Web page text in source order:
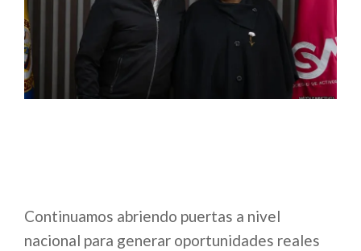
Continuamos abriendo puertas a nivel
nacional para generar oportunidades reales